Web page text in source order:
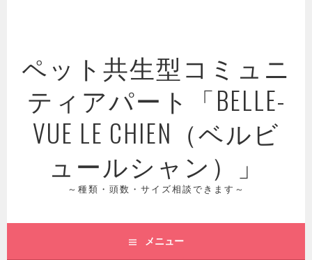
ペット共生型コミュニ
ティアパート「BELLE-
VUE LE CHIEN（ベルビ
ュールシャン）」
～種類・頭数・サイズ相談できます～
メニュー